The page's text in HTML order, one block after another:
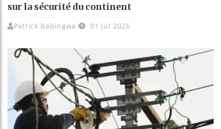
sur la sécurité du continent
Patrick Babingwa 01 Jul 2026